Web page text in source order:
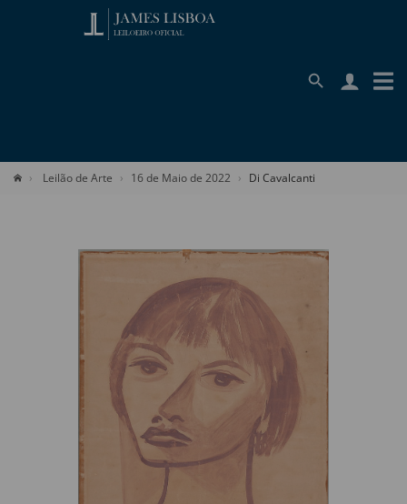
Leilão de Arte 16 de Maio de 2022 Di Cavalcanti